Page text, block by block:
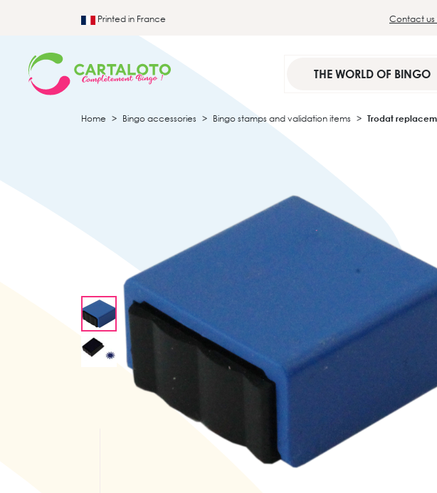
Printed in France Contact us
THE WORLD OF BINGO
Home Bingo accessories Bingo stamps and validation items Trodat